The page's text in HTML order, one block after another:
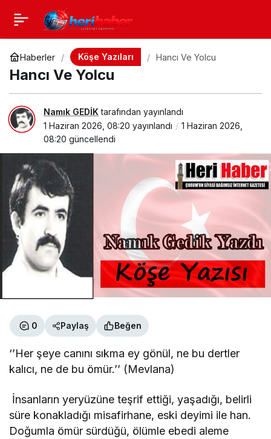
Haberler Köşe Yazıları Hancı Ve Yolcu
Hancı Ve Yolcu
Namık GEDİK tarafından yayınlandı
1 Haziran 2026, 08:20 yayınlandı
1 Haziran 2026,
08:20 güncellendi
0 Paylaş Beğen
‘’Her şeye canını sıkma ey gönül, ne bu dertler
kalıcı, ne de bu ömür.’’ (Mevlana)
İnsanların yeryüzüne teşrif ettiği, yaşadığı, belirli
süre konakladığı misafirhane, eski deyimi ile han.
Doğumla ömür sürdüğü, ölümle ebedi aleme